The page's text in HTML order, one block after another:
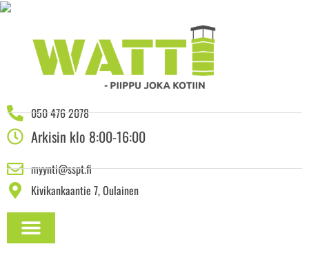
050 476 2078
Arkisin klo 8:00-16:00
myynti@sspt.fi
Kivikankaantie 7, Oulainen